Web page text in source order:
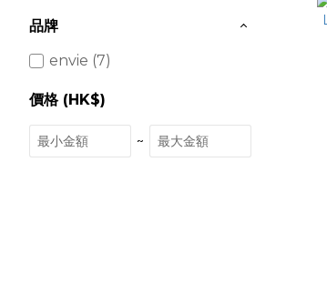
品牌
envie (7)
價格 (HK$)
~